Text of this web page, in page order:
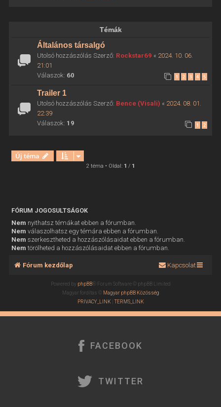
Témák
Általános társalgó
Utolsó hozzászólás Szerző: Rockstar69 « 2024. 10. 06.
21:01
Válaszok: 60 1 2 3 4 5
Trailer 1
Utolsó hozzászólás Szerző: Bence (Visali) « 2024. 08. 01.
22:39
Válaszok: 19 1 2
Új téma
2 téma • Oldal: 1 / 1
FÓRUM JOGOSULTSÁGOK
Nem nyithatsz témákat ebben a fórumban.
Nem válaszolhatsz egy témára ebben a fórumban.
Nem szerkesztheted a hozzászólásaidat ebben a fórumban.
Nem törölheted a hozzászólásaidat ebben a fórumban.
Fórum kezdőlap Kapcsolat
Powered by phpBB® Forum Software © phpBB Limited
Magyar fordítás ©
Magyar phpBB Közösség
PRIVACY_LINK| TERMS_LINK
FACEBOOK
TWITTER